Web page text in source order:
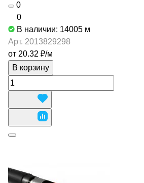
0
0
В наличии: 14005 м
Арт. 2013829298
от 20.32 ₽/м
В корзину